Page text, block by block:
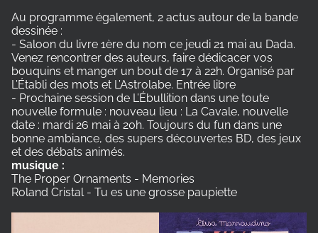
Au programme également, 2 actus autour de la bande
dessinée :
- Saloon du livre 1ère du nom ce jeudi 21 mai au Dada.
Venez rencontrer des auteurs, faire dédicacer vos
bouquins et manger un bout de 17 à 22h. Organisé par
L’Établi des mots et L’Astrolabe. Entrée libre
- Prochaine session de L’Ébullition dans une toute
nouvelle formule : nouveau lieu : La Cavale, nouvelle
date : mardi 26 mai à 20h. Toujours du fun dans une
bonne ambiance, des supers découvertes BD, des jeux
et des débats animés.
musique :
The Proper Ornaments - Memories
Roland Cristal - Tu es une grosse paupiette